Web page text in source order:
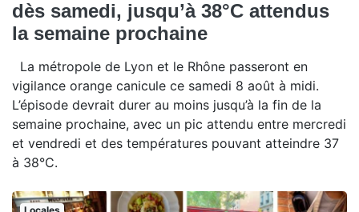
dès samedi, jusqu’à 38°C attendus
la semaine prochaine
La métropole de Lyon et le Rhône passeront en
vigilance orange canicule ce samedi 8 août à midi.
L’épisode devrait durer au moins jusqu’à la fin de la
semaine prochaine, avec un pic attendu entre mercredi
et vendredi et des températures pouvant atteindre 37
à 38°C.